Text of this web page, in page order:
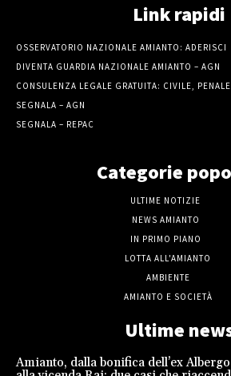
Link rapidi
OSSERVATORIO NAZIONALE AMIANTO: ADERISCI
DIVENTA GUARDIA NAZIONALE AMIANTO – AGN
CONSULENZA LEGALE GRATUITA: CIVILE,
SEGNALA – AGN
SEGNALA – REPAC
Categorie
ULTIME NOTIZIE
NEWS AMIANTO
IN PRIMO PIANO
LOTTA ALL'AMIANTO
AMBIENTE
AMIANTO E SOCIETÀ
Ultime
Amianto, dalla bonifica dell’ex